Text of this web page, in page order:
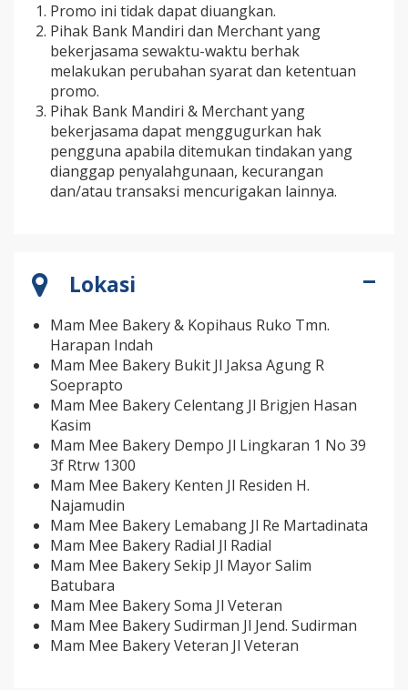
Promo ini tidak dapat diuangkan.
Pihak Bank Mandiri dan Merchant yang
bekerjasama sewaktu-waktu berhak
melakukan perubahan syarat dan ketentuan
promo.
Pihak Bank Mandiri & Merchant yang
bekerjasama dapat menggugurkan hak
pengguna apabila ditemukan tindakan yang
dianggap penyalahgunaan, kecurangan
dan/atau transaksi mencurigakan lainnya.
Lokasi
Mam Mee Bakery & Kopihaus Ruko Tmn.
Harapan Indah
Mam Mee Bakery Bukit Jl Jaksa Agung R
Soeprapto
Mam Mee Bakery Celentang Jl Brigjen Hasan
Kasim
Mam Mee Bakery Dempo Jl Lingkaran 1 No 39
3f Rtrw 1300
Mam Mee Bakery Kenten Jl Residen H.
Najamudin
Mam Mee Bakery Lemabang Jl Re Martadinata
Mam Mee Bakery Radial Jl Radial
Mam Mee Bakery Sekip Jl Mayor Salim
Batubara
Mam Mee Bakery Soma Jl Veteran
Mam Mee Bakery Sudirman Jl Jend. Sudirman
Mam Mee Bakery Veteran Jl Veteran